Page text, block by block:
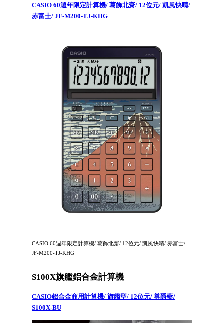
CASIO 60週年限定計算機/ 葛飾北齋/ 12位元/ 凱風快晴/
赤富士/ JF-M200-TJ-KHG
CASIO 60週年限定計算機/ 葛飾北齋/ 12位元/ 凱風快晴/ 赤富士/
JF-M200-TJ-KHG
S100X旗艦鋁合金計算機
CASIO鋁合金商用計算機/ 旗艦型/ 12位元/ 尊爵藍/
S100X-BU